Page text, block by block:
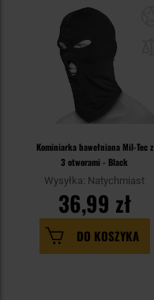
Kominiarka bawełniana Mil-Tec z
3 otworami - Black
Wysyłka: Natychmiast
36,99 zł
DO KOSZYKA